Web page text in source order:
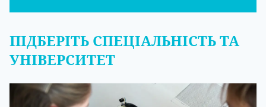
ПІДБЕРІТЬ СПЕЦІАЛЬНІСТЬ ТА
УНІВЕРСИТЕТ